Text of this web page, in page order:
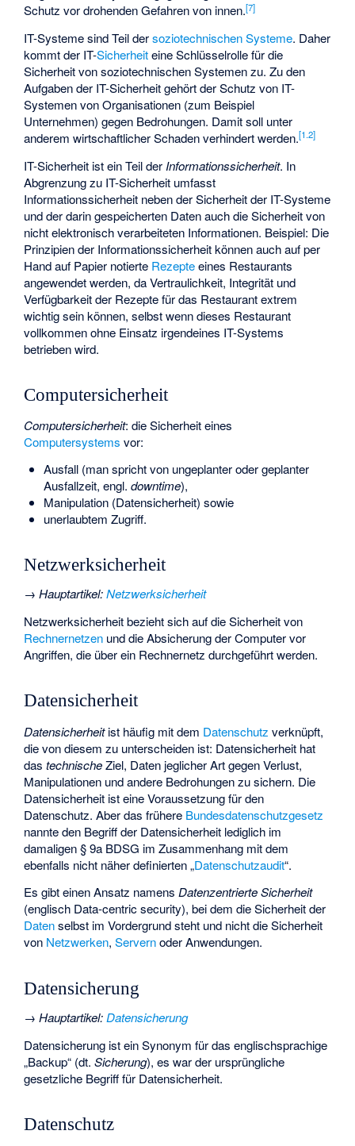
Schutz vor drohenden Gefahren von innen.[7]
IT-Systeme sind Teil dersoziotechnischen Systeme. Daher
kommt der IT-Sicherheiteine Schlüsselrolle für die
Sicherheit von soziotechnischen Systemen zu. Zu den
Aufgaben der IT-Sicherheit gehört der Schutz von IT-
Systemen von Organisationen (zum Beispiel
Unternehmen) gegen Bedrohungen. Damit soll unter
anderem wirtschaftlicher Schaden verhindert werden.[1.2]
IT-Sicherheit ist ein Teil der Informationssicherheit. In
Abgrenzung zu IT-Sicherheit umfasst
Informationssicherheit neben der Sicherheit der IT-Systeme
und der darin gespeicherten Daten auch die Sicherheit von
nicht elektronisch verarbeiteten Informationen. Beispiel: Die
Prinzipien der Informationssicherheit können auch auf per
Hand auf Papier notierte Rezepteeines Restaurants
angewendet werden, da Vertraulichkeit, Integrität und
Verfügbarkeit der Rezepte für das Restaurant extrem
wichtig sein können, selbst wenn dieses Restaurant
vollkommen ohne Einsatz irgendeines IT-Systems
betrieben wird.
Computersicherheit
Computersicherheit: die Sicherheit eines
Computersystems vor:
Ausfall (man spricht von ungeplanter oder geplanter
Ausfallzeit, engl. downtime),
Manipulation (Datensicherheit) sowie
unerlaubtem Zugriff.
Netzwerksicherheit
→Hauptartikel:Netzwerksicherheit
Netzwerksicherheit bezieht sich auf die Sicherheit von
Rechnernetzen und die Absicherung der Computer vor
Angriffen, die über ein Rechnernetz durchgeführt werden.
Datensicherheit
Datensicherheitist häufig mit dem Datenschutz verknüpft,
die von diesem zu unterscheiden ist: Datensicherheit hat
dastechnischeZiel, Daten jeglicher Art gegen Verlust,
Manipulationen und andere Bedrohungen zu sichern. Die
Datensicherheit ist eine Voraussetzung für den
Datenschutz. Aber das frühere Bundesdatenschutzgesetz
nannte den Begriff der Datensicherheit lediglich im
damaligen § 9a BDSG im Zusammenhang mit dem
ebenfalls nicht näher definierten „Datenschutzaudit“.
Es gibt einen Ansatz namensDatenzentrierte Sicherheit
(englisch Data-centric security), bei dem die Sicherheit der
Datenselbst im Vordergrund steht und nicht die Sicherheit
von Netzwerken,Servernoder Anwendungen.
Datensicherung
→Hauptartikel:Datensicherung
Datensicherung ist ein Synonym für das englischsprachige
„Backup“ (dt.Sicherung), es war der ursprüngliche
gesetzliche Begriff für Datensicherheit.
Datenschutz